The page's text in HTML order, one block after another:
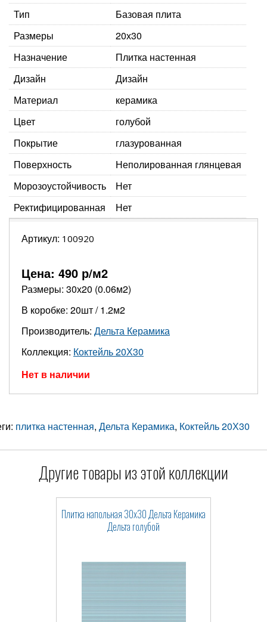
Тип
Базовая плита
Размеры
20х30
Назначение
Плитка настенная
Дизайн
Дизайн
Материал
керамика
Цвет
голубой
Покрытие
глазурованная
Поверхность
Неполированная глянцевая
Морозоустойчивость
Нет
Ректифицированная
Нет
Артикул: 100920
Цена: 490 р/м2
Размеры: 30х20 (0.06м2)
В коробке: 20шт / 1.2м2
Производитель: Дельта Керамика
Коллекция: Коктейль 20Х30
Нет в наличии
плитка настенная, Дельта Керамика, Коктейль 20Х30
Другие товары из этой коллекции
Плитка напольная 30x30 Дельта Керамика
Дельта голубой